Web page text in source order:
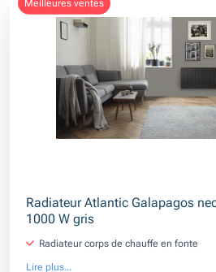
meilleures ventes
Radiateur Atlantic Galapagos
1000 W gris
Radiateur corps de chauffe en fonte
Lire plus...